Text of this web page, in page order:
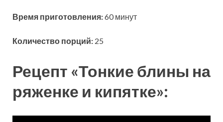
Время приготовления:60 минут
Количество порций: 25
Рецепт «Тонкие блины на
ряженке и кипятке»: